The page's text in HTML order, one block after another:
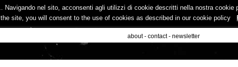
Navigando nel sito, acconsenti agli utilizzi di cookie descritti nella nostra
site, you will consent to the use of cookies as described in our cookie policy
about- contact- newsletter